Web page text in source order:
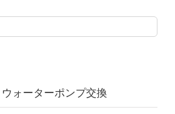
ォーターポンプ交換